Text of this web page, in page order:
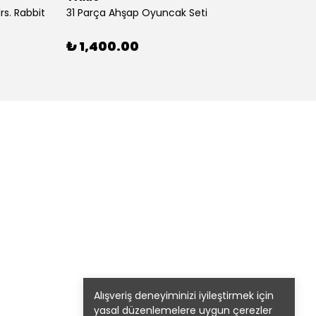
Alışveriş deneyiminizi iyileştirmek için
yasal düzenlemelere uygun çerezler
Rabbit 31 Parça Ahşap Oyuncak Seti
₺ 1,400.00